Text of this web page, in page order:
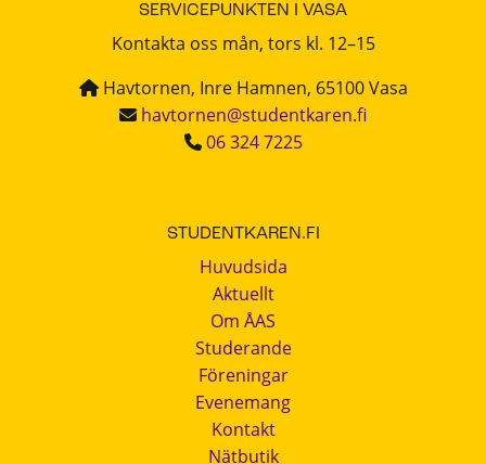
SERVICEPUNKTEN I VASA
Kontakta oss mån, tors kl. 12–15
Havtornen, Inre Hamnen, 65100 Vasa
havtornen@studentkaren.fi
06 324 7225
STUDENTKAREN.FI
Huvudsida
Aktuellt
Om ÅAS
Studerande
Föreningar
Evenemang
Kontakt
Nätbutik